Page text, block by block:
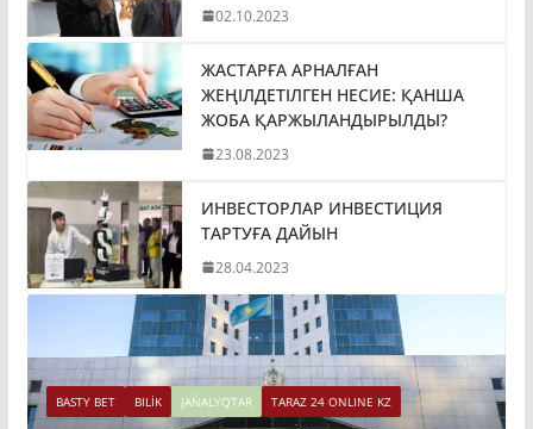
02.10.2023
ЖАСТАРҒА АРНАЛҒАН
ЖЕҢІЛДЕТІЛГЕН НЕСИЕ: ҚАНША
ЖОБА ҚАРЖЫЛАНДЫРЫЛДЫ?
23.08.2023
ИНВЕСТОРЛАР ИНВЕСТИЦИЯ
ТАРТУҒА ДАЙЫН
28.04.2023
BASTY BET BILİK JAŃALYQTAR TARAZ 24 ONLINE KZ